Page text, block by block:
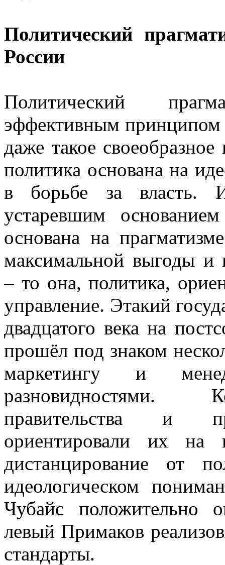
Политический
России
Политический
эффективным принципом
даже такое
политика основана на
в борьбе за власть.
устаревшим
основана на
максимальной выгоды и
– то она, политика,
управление. Этакий
двадцатого века на
прошёл под знаком
маркетингу и
разновидностями.
правительства и
ориентировали их на
дистанцирование от
идеологическом
Чубайс положительно
левый Примаков
стандарты.